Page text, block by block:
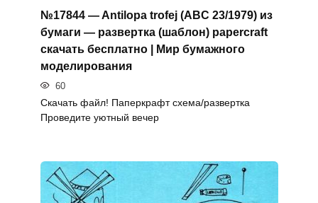
№17844 — Antilopa trofej (ABC 23/1979) из
бумаги — развертка (шаблон) papercraft
скачать бесплатно | Мир бумажного
моделирования
60
Скачать файл! Паперкрафт схема/развертка
Проведите уютный вечер